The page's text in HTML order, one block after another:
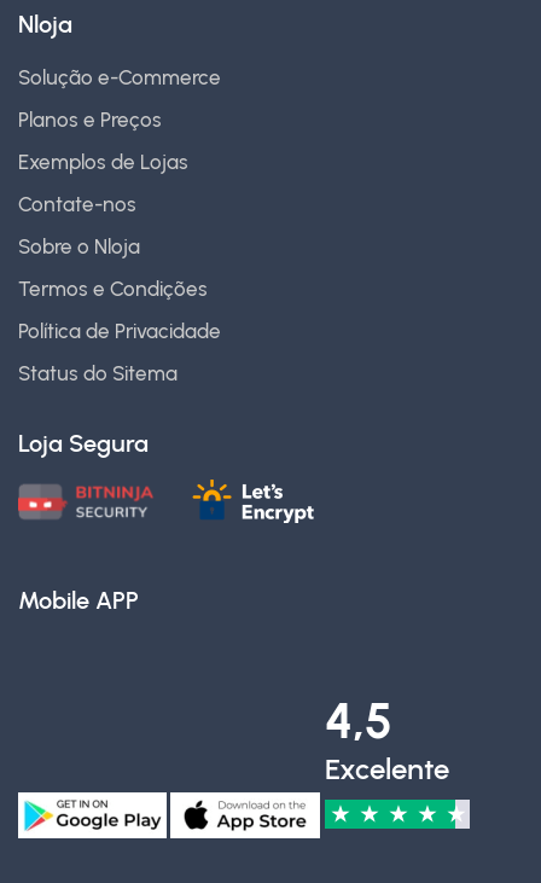
Nloja
Solução e-Commerce
Planos e Preços
Exemplos de Lojas
Contate-nos
Sobre o Nloja
Termos e Condições
Política de Privacidade
Status do Sitema
Loja Segura
Mobile APP
4,5
Excelente
★ ★ ★ ★ ★